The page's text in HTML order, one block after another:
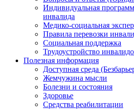
Индивидуальная
инвалида
Медико-социальная
Правила перевозки
Социальная поддержка
Трудоустройство
Полезная информация
Доступная среда
Жемчужина мысли
Болезни и состояния
Здоровье
Средства реабилитации